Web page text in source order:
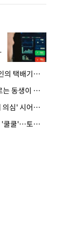
· 엘베 문 열리자 지팡이 '퍽'…노인의 택배기사 폭행 이유
· "20년 병수발했는데 얼굴도 모르는 동생이 유산 절반을"…배다른 형제 상속권 있을까
· 냄비 태우고 욕실 물바다…'치매 의심' 시어머니 검사 권유했다가 '날벼락'
· 새벽 식당 몰래 들어와 테이블서 '쿨쿨'…토사물 남기고 사라진 남성